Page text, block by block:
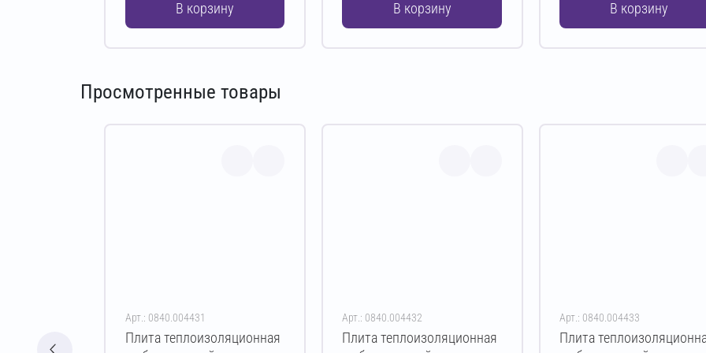
В корзину В корзину В корзину
Просмотренные товары
Арт.: 0840.004431
Плита теплоизоляционная
Арт.: 0840.004432
Плита теплоизоляционная
Арт.: 0840.004433
Плита